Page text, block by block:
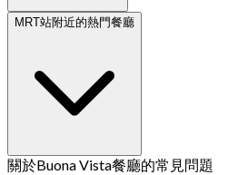
MRT站附近的熱門餐廳
關於Buona Vista餐廳的常見問題